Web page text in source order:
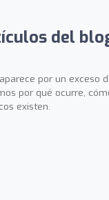
del
por un exceso
por qué ocurre,
existen.